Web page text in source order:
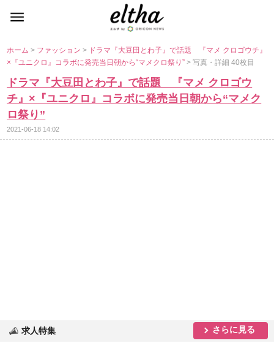
ホーム> ファッション> ドラマ『大豆田とわ子』で話題 『マメ クロゴウチ』
×『ユニクロ』コラボに発売当日朝から“マメクロ祭り”> 写真・詳細 40枚目
ドラマ『大豆田とわ子』で話題 『マメ クロゴウ
チ』×『ユニクロ』コラボに発売当日朝から“マメク
ロ祭り”
2021-06-18 14:02
求人特集 さらに見る